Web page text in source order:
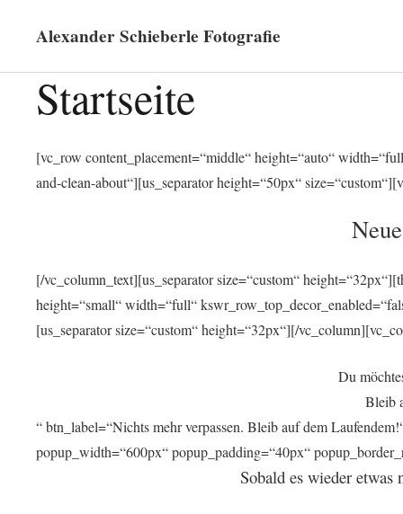
Alexander Schieberle Fotografie
Startseite
[vc_row content_placement=“middle“ height=“auto“
and-clean-about“][us_separator height=“50px“
[/vc_column_text][us_separator size=“custom“
height=“small“ width=“full“
[us_separator size=“custom“ height=“32px“][/
Du
Bleib
“ btn_label=“Nichts mehr verpassen. Bleib auf dem
popup_width=“600px“ popup_padding=“40px“
Sobald es wieder